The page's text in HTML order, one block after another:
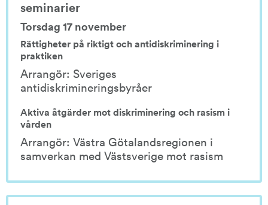
seminarier
Torsdag 17 november
Rättigheter på riktigt och antidiskriminering i
praktiken
Arrangör: Sveriges
antidiskrimineringsbyråer
Aktiva åtgärder mot diskriminering och rasism i
vården
Arrangör: Västra Götalandsregionen i
samverkan med Västsverige mot rasism